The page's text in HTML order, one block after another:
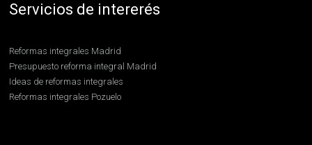
Servicios de intererés
Reformas integrales Madrid
Presupuesto reforma integral Madrid
Ideas de reformas integrales
Reformas integrales Pozuelo